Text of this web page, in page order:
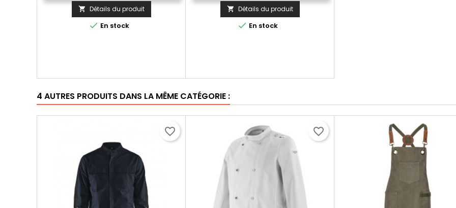
 Détails du produit
 En stock
 Détails du produit
 En stock
4 AUTRES PRODUITS DANS LA MÊME CATÉGORIE :
favorite_border favorite_border